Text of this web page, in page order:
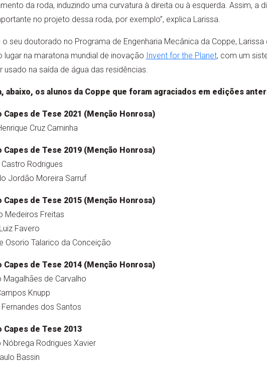
da roda, induzindo uma curvatura à direita ou à esquerda. Assim, a
no projeto dessa roda, por exemplo”, explica Larissa.
o seu doutorado no Programa de Engenharia Mecânica da Coppe,
lugar na maratona mundial de inovação Invent for the Planet, com um
usado na saída de água das residências.
abaixo, os alunos da Coppe que foram agraciados em edições
Capes de Tese 2021 (Menção Honrosa)
Cruz Caminha
Capes de Tese 2019 (Menção Honrosa)
Rodrigues
Jordão Moreira Sarruf
Capes de Tese 2015 (Menção Honrosa)
Medeiros Freitas
Favero
Osorio Talarico da Conceição
Capes de Tese 2014 (Menção Honrosa)
Magalhães de Carvalho
Knupp
Fernandes dos Santos
Capes de Tese 2013
Nóbrega Rodrigues Xavier
Bassin